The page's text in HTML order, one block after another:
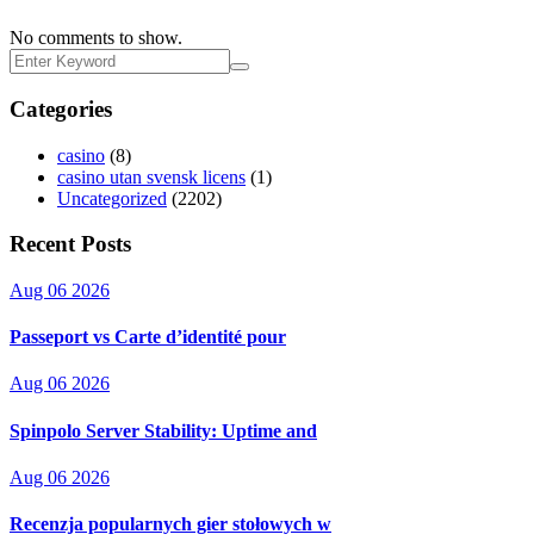
No comments to show.
Categories
casino (8)
casino utan svensk licens (1)
Uncategorized (2202)
Recent Posts
Aug 06 2026
Passeport vs Carte d’identité pour
Aug 06 2026
Spinpolo Server Stability: Uptime and
Aug 06 2026
Recenzja popularnych gier stołowych w